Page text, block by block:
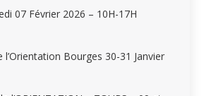
07 Février 2026 – 10H-17H
l’Orientation Bourges 30-31 Janvier